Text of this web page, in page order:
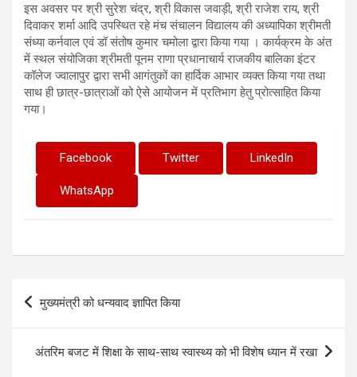
इस अवसर पर श्री सुरेश चंद्र, श्री विकास जवाड़ी, श्री राजेश राय, श्री
दिवाकर शर्मा आदि उपस्थित रहे मंच संचालन विद्यालय की अध्यापिका श्रीमती
संध्या कर्नवाल एवं डॉ संतोष कुमार चमोला द्वारा किया गया । कार्यक्रम के अंत
में स्थल संयोजिका श्रीमती पूनम राणा प्रधानाचार्य राजकीय बालिका इंटर
कॉलेज ज्वालापुर द्वारा सभी आगंतुकों का हार्दिक आभार व्यक्त किया गया तथा
साथ ही छात्र-छात्राओं को ऐसे आयोजन में प्रतिभाग हेतु प्रोत्साहित किया
गया।
Facebook Twitter LinkedIn
WhatsApp
Post
navigation
मुख्यमंत्री को धन्यवाद ज्ञापित किया
अंतरिम बजट में शिक्षा के साथ-साथ स्वास्थ्य को भी विशेष ध्यान में रखा